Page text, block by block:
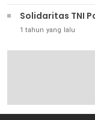
Solidaritas TNI
1 tahun yang lalu